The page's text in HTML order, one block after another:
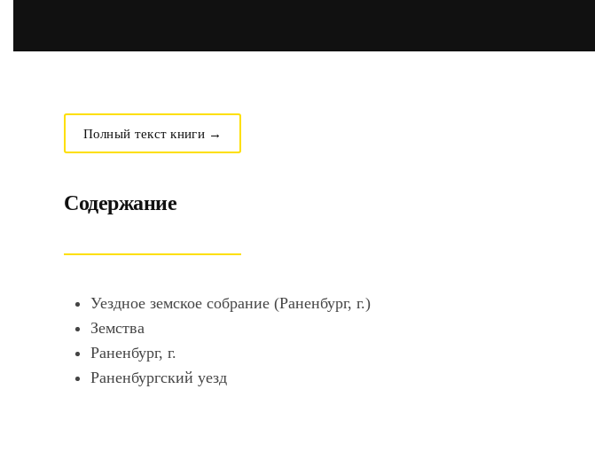
Полный текст книги →
Содержание
Уездное земское собрание (Раненбург, г.)
Земства
Раненбург, г.
Раненбургский уезд